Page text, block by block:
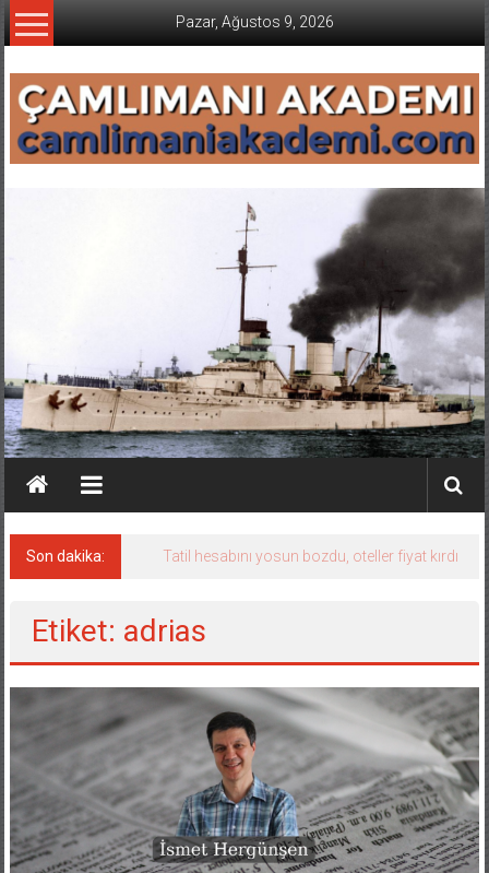
İçeriğe
geç
Pazar, Ağustos 9, 2026
Son dakika: Tatil hesabını yosun bozdu, oteller fiyat kırdı
Etiket: adrias